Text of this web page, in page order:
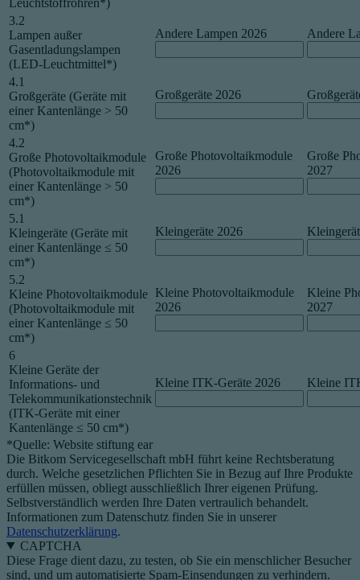
3.2
Lampen außer
Gasentladungslampen
(LED-Leuchtmittel*)
Andere Lampen 2026 Andere
4.1
Großgeräte (Geräte mit
einer Kantenlänge > 50
cm*)
Großgeräte 2026
4.2
Große Photovoltaikmodule
(Photovoltaikmodule mit
einer Kantenlänge > 50
cm*)
Große Photovoltaikmodule
2026
Große
2027
5.1
Kleingeräte (Geräte mit
einer Kantenlänge ≤ 50
cm*)
Kleingeräte 2026
5.2
Kleine Photovoltaikmodule
(Photovoltaikmodule mit
einer Kantenlänge ≤ 50
cm*)
Kleine Photovoltaikmodule
2026
Kleine
2027
6
Kleine Geräte der
Informations- und
Telekommunikationstechnik
(ITK-Geräte mit einer
Kantenlänge ≤ 50 cm*)
Kleine ITK-Geräte 2026 Kleine
*Quelle: Website stiftung ear
Die Bitkom Servicegesellschaft mbH führt keine Rechtsberatung
durch. Welche gesetzlichen Pflichten Sie in Bezug auf Ihre Produkte
erfüllen müssen, obliegt ausschließlich Ihrer eigenen Prüfung.
Selbstverständlich werden Ihre Daten vertraulich behandelt.
Informationen zum Datenschutz finden Sie in unserer
Datenschutzerklärung.
CAPTCHA
Diese Frage dient dazu, zu testen, ob Sie ein menschlicher Besucher
sind, und um automatisierte Spam-Einsendungen zu verhindern.